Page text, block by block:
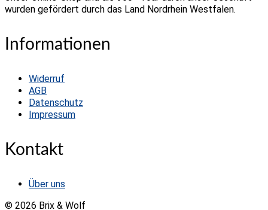
wurden gefördert durch das Land Nordrhein Westfalen.
Informationen
Widerruf
AGB
Datenschutz
Impressum
Kontakt
Über uns
© 2026 Brix & Wolf